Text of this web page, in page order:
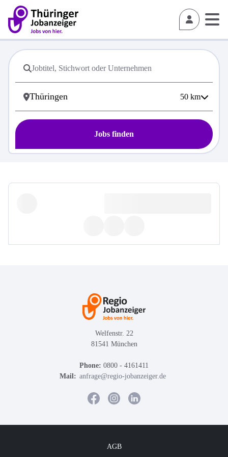
50 km
Jobs finden
Welfenstr. 22
81541 München
Phone: 0800 - 4161411
Mail: anfrage@regio-jobanzeiger.de
AGB